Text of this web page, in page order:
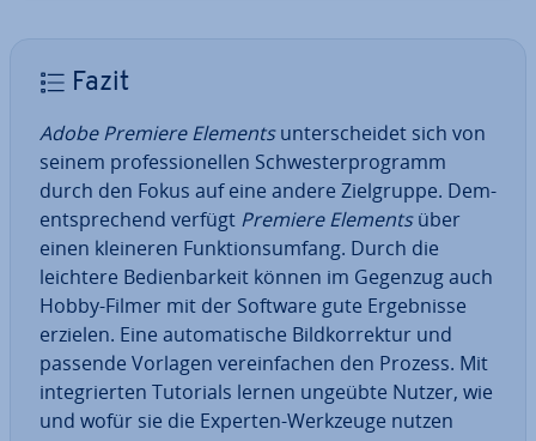
Fazit
Adobe Premiere Elementsun­ter­schei­det sich von
seinem pro­fes­sio­nel­len Schwes­ter­pro­gramm
durch den Fokus auf eine andere Ziel­grup­pe. Dem­
entspre­chend verfügt Premiere Elementsüber
einen kleineren Funk­ti­ons­um­fang. Durch die
leichtere Be­dien­bar­keit können im Gegenzug auch
Hobby-Filmer mit der Software gute Er­geb­nis­se
erzielen. Eine au­to­ma­ti­sche Bild­kor­rek­tur und
passende Vorlagen ver­ein­fa­chen den Prozess. Mit
in­te­grier­ten Tutorials lernen ungeübte Nutzer, wie
und wofür sie die Experten-Werkzeuge nutzen